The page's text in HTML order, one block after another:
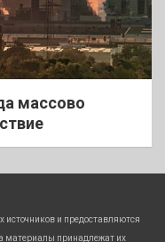
массово
и предоставляются
материалы принадлежат их